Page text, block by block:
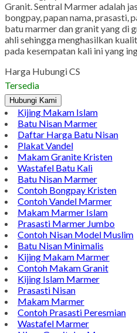
Facebook
Twitter
WhatsApp
Pinterest
LinkedIn
Tumblr
Gmail
Jual Bongpay Kuburan Batu
Granit. Sentral Marmer adalah
bongpay, papan nama, prasasti,
batu marmer dan granit yang di
ahli sehingga menghasilkan
pada kesempatan kali ini yang
Harga Hubungi CS
Tersedia
Hubungi Kami
Kijing Makam Islam
Batu Nisan Marmer
Daftar Harga Batu Nisan
Plakat Vandel
Makam Granite Kristen
Wastafel Batu Kali
Batu Nisan Marmer
Contoh Bongpay Kristen